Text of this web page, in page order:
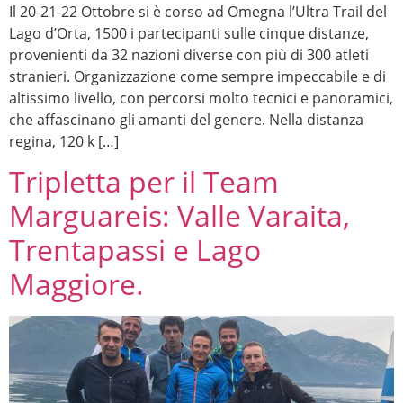
Il 20-21-22 Ottobre si è corso ad Omegna l’Ultra Trail del
Lago d’Orta, 1500 i partecipanti sulle cinque distanze,
provenienti da 32 nazioni diverse con più di 300 atleti
stranieri. Organizzazione come sempre impeccabile e di
altissimo livello, con percorsi molto tecnici e panoramici,
che affascinano gli amanti del genere. Nella distanza
regina, 120 k […]
Tripletta per il Team
Marguareis: Valle Varaita,
Trentapassi e Lago
Maggiore.